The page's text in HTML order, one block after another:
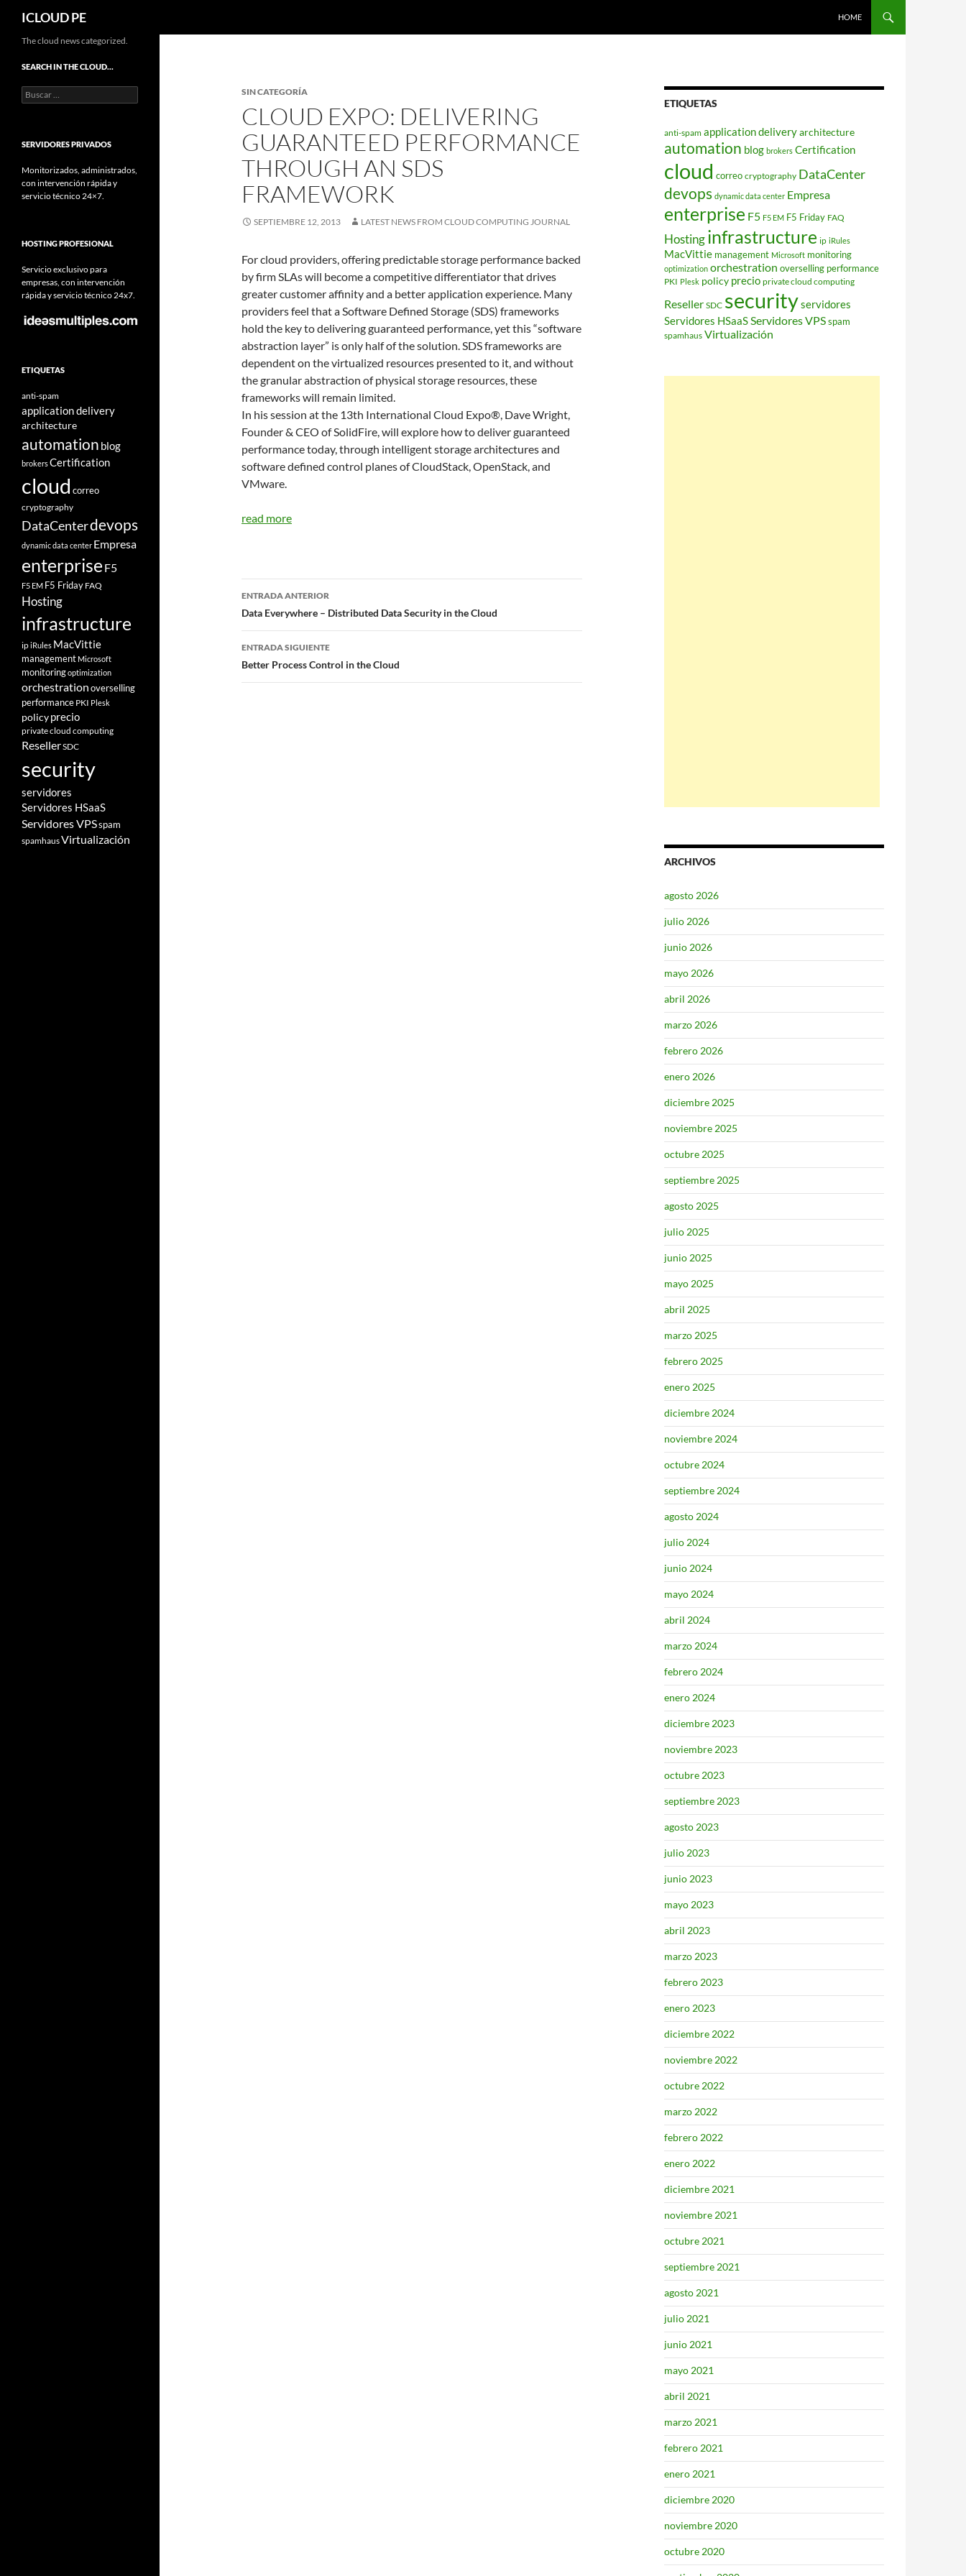
Saltar
contenido
ICLOUD PE HOME
SIN CATEGORÍA
CLOUD EXPO: DELIVERING
GUARANTEED PERFORMANCE
THROUGH AN SDS
FRAMEWORK
SEPTIEMBRE 12, 2013 LATEST NEWS FROM CLOUD COMPUTING JOURNAL
For cloud providers, offering predictable storage performance backed
by firm SLAs will become a competitive differentiator that drives
greater customer affinity and a better application experience. Many
providers feel that a Software Defined Storage (SDS) frameworks
hold the key to delivering guaranteed performance, yet this “software
abstraction layer” is only half of the solution. SDS frameworks are
dependent on the virtualized resources presented to it, and without
the granular abstraction of physical storage resources, these
frameworks will remain limited.
In his session at the 13th International Cloud Expo®, Dave Wright,
Founder & CEO of SolidFire, will explore how to deliver guaranteed
performance today, through intelligent storage architectures and
software defined control planes of CloudStack, OpenStack, and
VMware.
read more
Navegador
de
entradas
ENTRADA ANTERIOR
Data Everywhere – Distributed Data Security in the Cloud
ENTRADA SIGUIENTE
Better Process Control in the Cloud
ETIQUETAS
anti-spam application deliveryarchitecture
automation blog brokers Certification
cloud correo cryptography DataCenter
devops dynamic data center Empresa
enterprise F5 F5 EM F5 Friday FAQ
Hostinginfrastructure ip iRules
MacVittie management Microsoft monitoring
optimization orchestration overselling performance
PKI Plesk policy precio private cloud computing
Reseller SDC securityservidores
Servidores HSaaSServidores VPSspam
spamhaus Virtualización
ARCHIVOS
agosto 2026
julio 2026
junio 2026
mayo 2026
abril 2026
marzo 2026
febrero 2026
enero 2026
diciembre 2025
noviembre 2025
octubre 2025
septiembre 2025
agosto 2025
julio 2025
junio 2025
mayo 2025
abril 2025
marzo 2025
febrero 2025
enero 2025
diciembre 2024
noviembre 2024
octubre 2024
septiembre 2024
agosto 2024
julio 2024
junio 2024
mayo 2024
abril 2024
marzo 2024
febrero 2024
enero 2024
diciembre 2023
noviembre 2023
octubre 2023
septiembre 2023
agosto 2023
julio 2023
junio 2023
mayo 2023
abril 2023
marzo 2023
febrero 2023
enero 2023
diciembre 2022
noviembre 2022
octubre 2022
marzo 2022
febrero 2022
enero 2022
diciembre 2021
noviembre 2021
octubre 2021
septiembre 2021
agosto 2021
julio 2021
junio 2021
mayo 2021
abril 2021
marzo 2021
febrero 2021
enero 2021
diciembre 2020
noviembre 2020
octubre 2020
The cloud news categorized.
SEARCH IN THE CLOUD…
Buscar:
SERVIDORES PRIVADOS
Monitorizados, administrados,
con intervención rápida y
servicio técnico 24×7.
HOSTING PROFESIONAL
Servicio exclusivo para
empresas, con intervención
rápida y servicio técnico 24x7.
ETIQUETAS
anti-spam
application delivery
architecture
automation blog
brokersCertification
cloud correo
cryptography
DataCenterdevops
dynamic data center Empresa
enterprise F5
F5 EM F5 Friday FAQ
Hosting
infrastructure
ipiRules MacVittie
management Microsoft
monitoringoptimization
orchestrationoverselling
performance PKI Plesk
policyprecio
private cloud computing
ResellerSDC
security
servidores
Servidores HSaaS
Servidores VPSspam
spamhausVirtualización